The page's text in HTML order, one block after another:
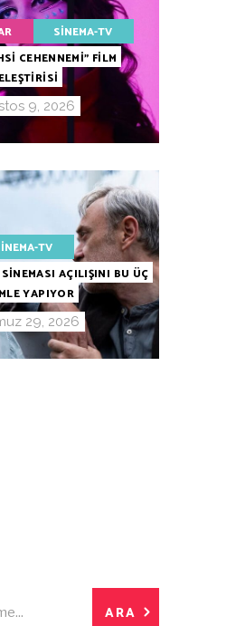
SINEMA-TV
CEHENNEMİ” FİLM
ELEŞTİRİSİ
9, 2026
TV
AÇILIŞINI BU ÜÇ
YAPIYOR
29, 2026
ARA